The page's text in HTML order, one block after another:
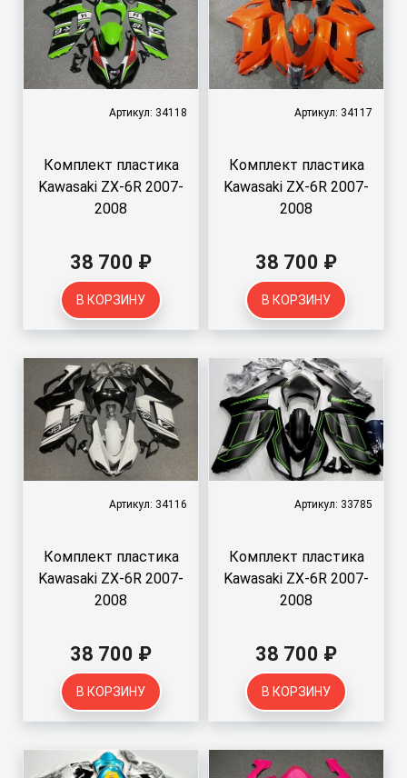
Артикул: 34118
Комплект пластика
Kawasaki ZX-6R 2007-
2008
38 700 ₽
В КОРЗИНУ
Артикул: 34117
Комплект пластика
Kawasaki ZX-6R 2007-
2008
38 700 ₽
В КОРЗИНУ
Артикул: 34116
Комплект пластика
Kawasaki ZX-6R 2007-
2008
38 700 ₽
В КОРЗИНУ
Артикул: 33785
Комплект пластика
Kawasaki ZX-6R 2007-
2008
38 700 ₽
В КОРЗИНУ